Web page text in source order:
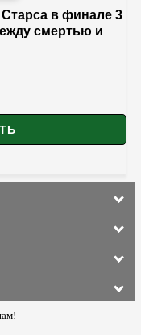
в финале 3
смертью и